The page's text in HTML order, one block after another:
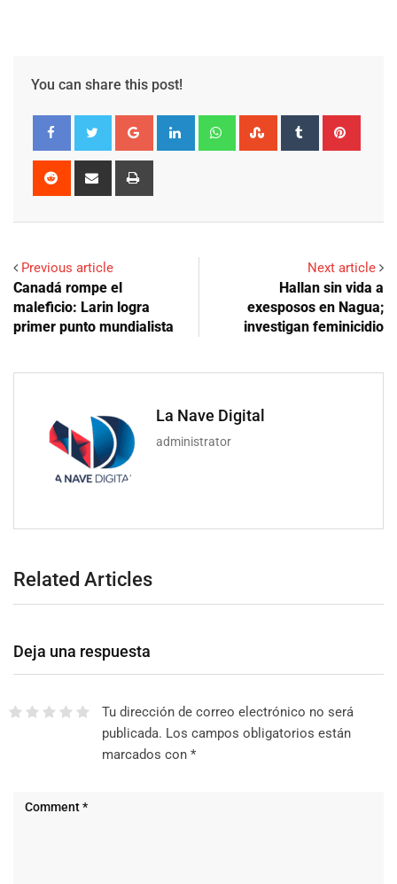
You can share this post!
Google+ LinkedIn WhatsappStumbleUpon
Tumblr
Reddit
Share
Previous article
Canadá rompe el
maleficio: Larin logra
primer punto mundialista
Next article
Hallan sin vida a
exesposos en Nagua;
investigan feminicidio
La Nave Digital
administrator
Related Articles
Deja una respuesta
Tu dirección de correo electrónico no será
publicada. Los campos obligatorios están
marcados con *